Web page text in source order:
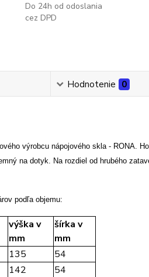
Do 24h od odoslania
cez DPD
Hodnotenie 0
výrobcu nápojového skla - RONA.
na dotyk. Na rozdiel od hrubého
podľa objemu:
výška v
mm
šírka v
mm
135
54
142
54